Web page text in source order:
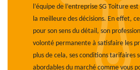
l’équipe de l’entreprise SG Toiture
la meilleure des décisions. En effet,
pour son sens du détail, son
volonté permanente à satisfaire les
plus de cela, ses conditions tarifaires
abordables du marché comme vous